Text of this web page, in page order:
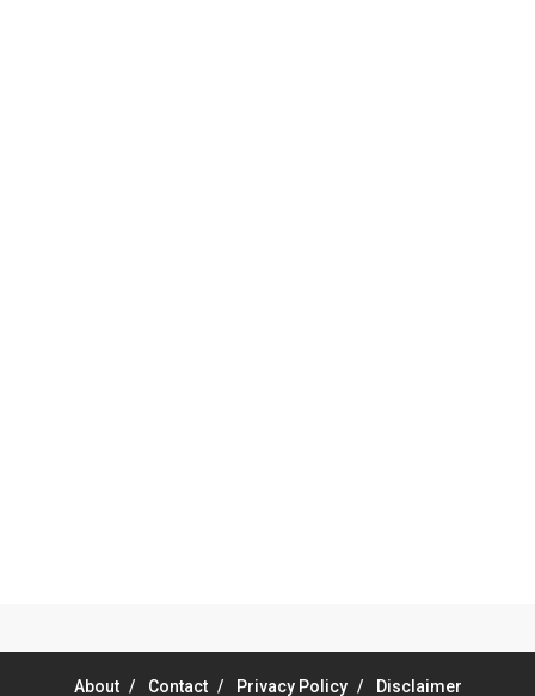
About Contact Privacy Policy Disclaimer